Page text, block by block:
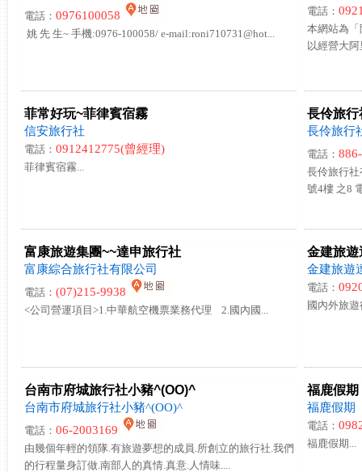
電話： 0976100058
姚 先 生~ 手機:0976-100058/ e-mail:roni710731@hot...
電話：
本網站為
以經營大
菲常好玩~菲律賓宿霧
信安旅行社
電話： 0912412775(曾經理)
菲律賓宿霧...
長伶旅行
長伶旅行
電話：
長伶旅行
號4樓 之8
富康旅遊集團~~達申旅行社
富康綜合旅行社有限公司
電話： (07)215-9938
<公司營運項目>1.中華航空機票業務代理 2.國內國...
金建旅遊
金建旅遊
電話：
國內外旅
台南市府城旅行社小豬^(OO)^
台南市府城旅行社小豬^(OO)^
電話： 06-2003169
由幾個年輕的領隊.有旅遊夢想的成員.所創立的旅行社.我們
的行程量身訂做.南部人的真情.真意.人情味....
福鹿假期
福鹿假期
電話：
福鹿假期...